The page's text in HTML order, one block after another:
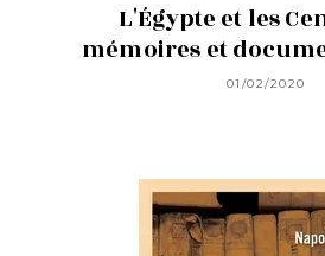
L'Égypte et les
mémoires et
01/02/2020